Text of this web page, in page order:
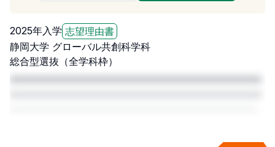
2025年入学 志望理由書
静岡大学 グローバル共創科学科
総合型選抜（全学科枠）